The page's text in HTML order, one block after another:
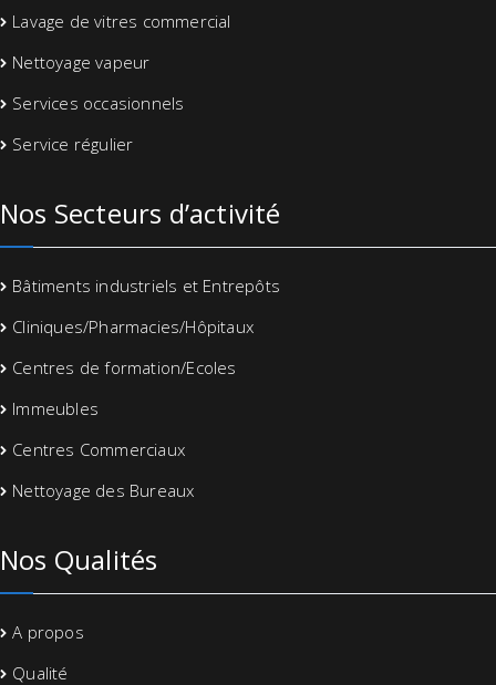
Lavage de vitres commercial
Nettoyage vapeur
Services occasionnels
Service régulier
Nos Secteurs d’activité
Bâtiments industriels et Entrepôts
Cliniques/Pharmacies/Hôpitaux
Centres de formation/Ecoles
Immeubles
Centres Commerciaux
Nettoyage des Bureaux
Nos Qualités
A propos
Qualité